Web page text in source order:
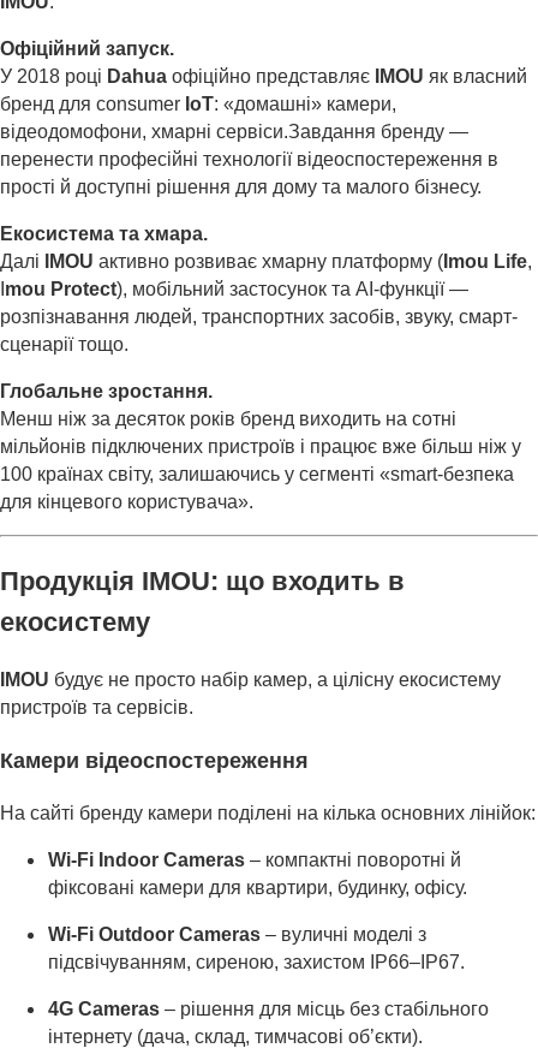
Офіційний запуск.
У 2018 році Dahua офіційно представляє IMOU як власний
бренд для consumer IoT: «домашні» камери,
відеодомофони, хмарні сервіси.Завдання бренду —
перенести професійні технології відеоспостереження в
прості й доступні рішення для дому та малого бізнесу.
Екосистема та хмара.
Далі
IMOU активно розвиває хмарну платформу ( Imou Life,
mou Protect), мобільний застосунок та AI-функції —
розпізнавання людей, транспортних засобів, звуку, смарт-
сценарії тощо.
Глобальне зростання.
Менш ніж за десяток років бренд виходить на сотні
мільйонів підключених пристроїв і працює вже більш ніж у
100 країнах світу, залишаючись у сегменті «smart-безпека
для кінцевого користувача».
Продукція IMOU: що входить в
екосистему
IMOU будує не просто набір камер, а цілісну екосистему
пристроїв та сервісів.
Камери відеоспостереження
На сайті бренду камери поділені на кілька основних лінійок:
Wi-Fi Indoor Cameras – компактні поворотні й
фіксовані камери для квартири, будинку, офісу.
Wi-Fi Outdoor Cameras – вуличні моделі з
підсвічуванням, сиреною, захистом IP66–IP67.
4G Cameras – рішення для місць без стабільного
інтернету (дача, склад, тимчасові об’єкти).